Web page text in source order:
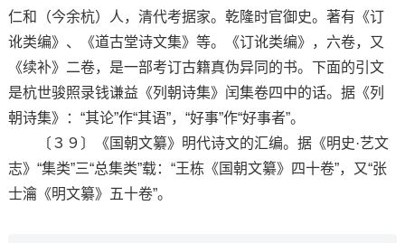
仁和（今余杭）人，清代考据家。乾隆时官御史。著有《订
讹类编》、《道古堂诗文集》等。《订讹类编》，六卷，又
《续补》二卷，是一部考订古籍真伪异同的书。下面的引文
是杭世骏照录钱谦益《列朝诗集》闰集卷四中的话。据《列
朝诗集》：“其论”作“其语”，“好事”作“好事者”。
〔３９〕《国朝文纂》明代诗文的汇编。据《明史·艺文
志》“集类”三“总集类”载：“王栋《国朝文纂》四十卷”，又“张
士瀹《明文纂》五十卷”。